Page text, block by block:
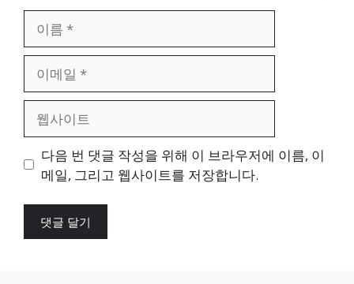
일
트
다음 번 댓글 작성을 위해 이 브라우저에 이름, 이
메일, 그리고 웹사이트를 저장합니다.